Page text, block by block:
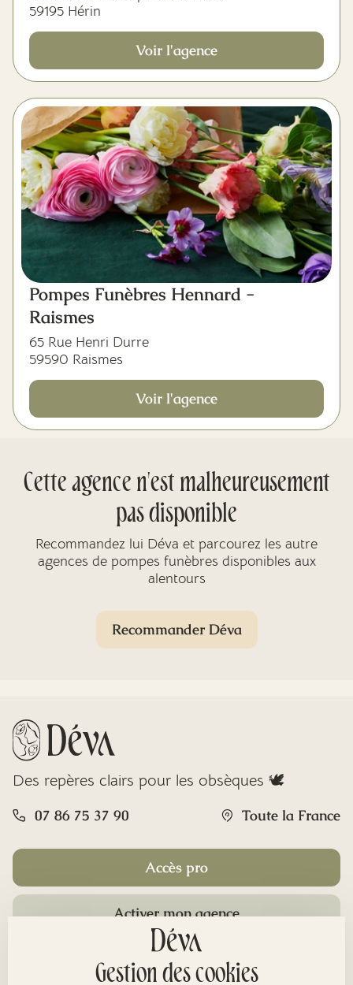
59195 Hérin
Voir l'agence
Pompes Funèbres Hennard -
Raismes
65 Rue Henri Durre
59590 Raismes
Voir l'agence
Cette agence n'est malheureusement
pas disponible
Recommandez lui Déva et parcourez les autre
agences de pompes funèbres disponibles aux
alentours
Recommander Déva
Des repères clairs pour les obsèques 🕊️
07 86 75 37 90 Toute la France
Accès pro
Activer mon agence
Gestion des cookies